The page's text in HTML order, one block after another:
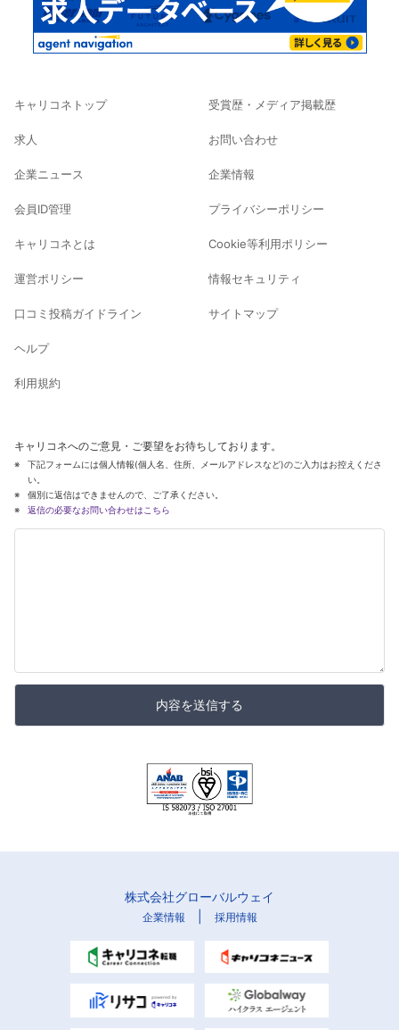
キャリコネトップ
求人
企業ニュース
会員ID管理
キャリコネとは
運営ポリシー
口コミ投稿ガイドライン
ヘルプ
利用規約
受賞歴・メディア掲載歴
お問い合わせ
企業情報
プライバシーポリシー
Cookie等利用ポリシー
情報セキュリティ
サイトマップ
キャリコネへのご意見・ご要望をお待ちしております。
下記フォームには個人情報(個人名、住所、メールアドレスなど)のご入力はお控えくださ
い。
個別に返信はできませんので、ご了承ください。
返信の必要なお問い合わせはこちら
内容を送信する
株式会社グローバルウェイ
企業情報 採用情報